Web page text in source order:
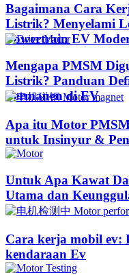
Bagaimana Cara
Listrik? Menyelami
Powertrain EV
Mengapa PMSM
Listrik? Panduan
Permanen di EV
Apa itu Motor
untuk Insinyur &
Untuk Apa Kawat
Utama dan
Cara kerja mobil ev:
kendaraan Ev